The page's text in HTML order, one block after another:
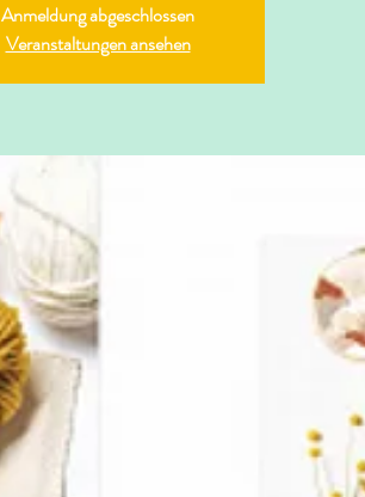
Anmeldung abgeschlossen
Veranstaltungen ansehen